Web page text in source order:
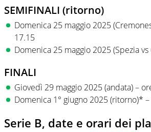
SEMIFINALI (ritorno)
Domenica 25 maggio 2025
17.15
Domenica 25 maggio 2025 (Spezia vs
FINALI
Giovedì 29 maggio 2025 (andata) –
Domenica 1° giugno 2025 (ritorno)*
Serie B, date e orari dei